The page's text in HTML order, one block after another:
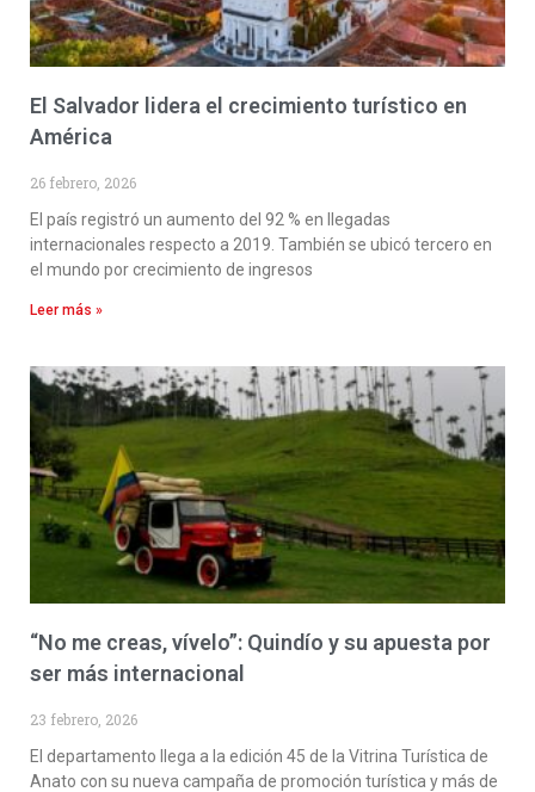
El Salvador lidera el crecimiento turístico en
América
26 febrero, 2026
El país registró un aumento del 92 % en llegadas
internacionales respecto a 2019. También se ubicó tercero en
el mundo por crecimiento de ingresos
Leer más »
“No me creas, vívelo”: Quindío y su apuesta por
ser más internacional
23 febrero, 2026
El departamento llega a la edición 45 de la Vitrina Turística de
Anato con su nueva campaña de promoción turística y más de